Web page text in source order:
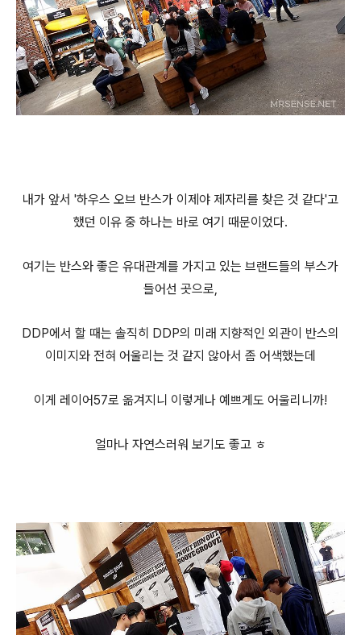
내가 앞서 '하우스 오브 반스가 이제야 제자리를 찾은 것 같다'고
했던 이유 중 하나는 바로 여기 때문이었다.
여기는 반스와 좋은 유대관계를 가지고 있는 브랜드들의 부스가
들어선 곳으로,
DDP에서 할 때는 솔직히 DDP의 미래 지향적인 외관이 반스의
이미지와 전혀 어울리는 것 같지 않아서 좀 어색했는데
이게 레이어57로 옮겨지니 이렇게나 예쁘게도 어울리니까!
얼마나 자연스러워 보기도 좋고 ㅎ